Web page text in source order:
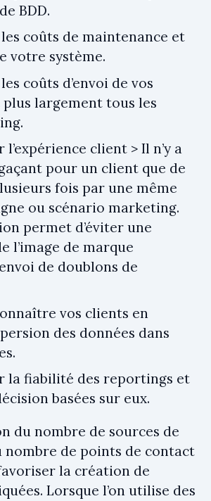
BDD.
coûts de maintenance et
votre système.
coûts d’envoi de vos
plus largement tous les
l’expérience client > Il n’y a
pour un client que de
fois par une même
ou scénario marketing.
permet d’éviter une
l’image de marque
de doublons de
vos clients en
des données dans
la fiabilité des reportings et
basées sur eux.
du nombre de sources de
nombre de points de contact
la création de
Lorsque l’on utilise des